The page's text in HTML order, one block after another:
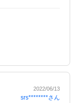
バッ直からのAC
・・。4極分岐タ
もう一本の緑線
やはり素人だ。
2022/06/13
srs********さん